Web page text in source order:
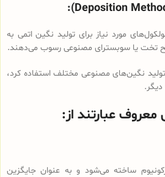
مورد نیاز برای تولید نگین اتمی به
تخت یا سوبسترای مصنوعی رسوب می‌دهند.
نگین‌های مصنوعی مختلف استفاده کرد،
عبارتند از:
ساخته می‌شود و به عنوان جایگزین